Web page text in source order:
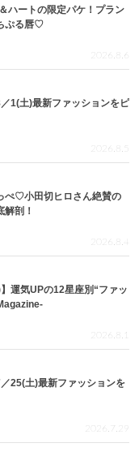
ハートの限定パケ！プラン
ぷる唇♡
2026.8.6
1(土)最新ファッションをピ
2026.8.5
ぺ♡小田切ヒロさん絶賛の
剖！
2026.8.4
運気UPの12星座別“ファッ
2026.8.1
25(土)最新ファッションを
2026.7.29